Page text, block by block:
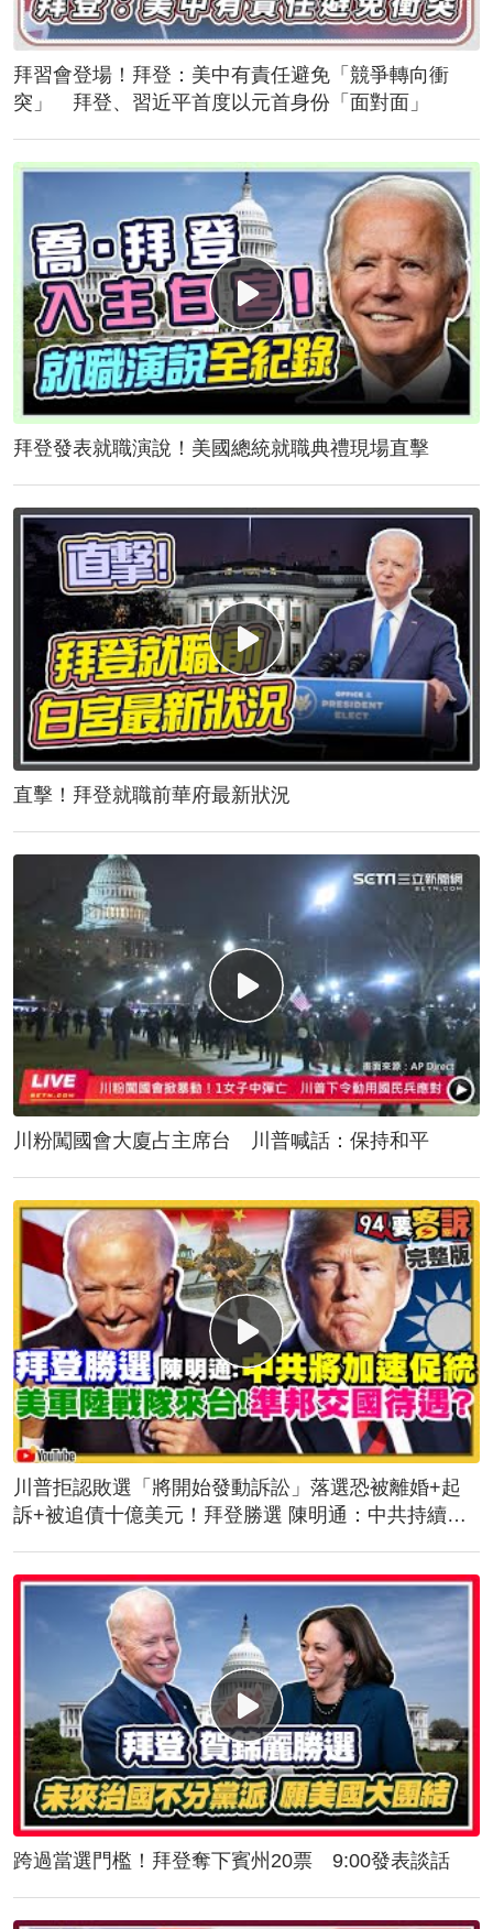
拜習會登場！拜登：美中有責任避免「競爭轉向衝
突」 拜登、習近平首度以元首身份「面對面」
拜登發表就職演說！美國總統就職典禮現場直擊
直擊！拜登就職前華府最新狀況
川粉闖國會大廈占主席台 川普喊話：保持和平
川普拒認敗選「將開始發動訴訟」落選恐被離婚+起
訴+被追債十億美元！拜登勝選 陳明通：中共持續對
跨過當選門檻！拜登奪下賓州20票 9:00發表談話